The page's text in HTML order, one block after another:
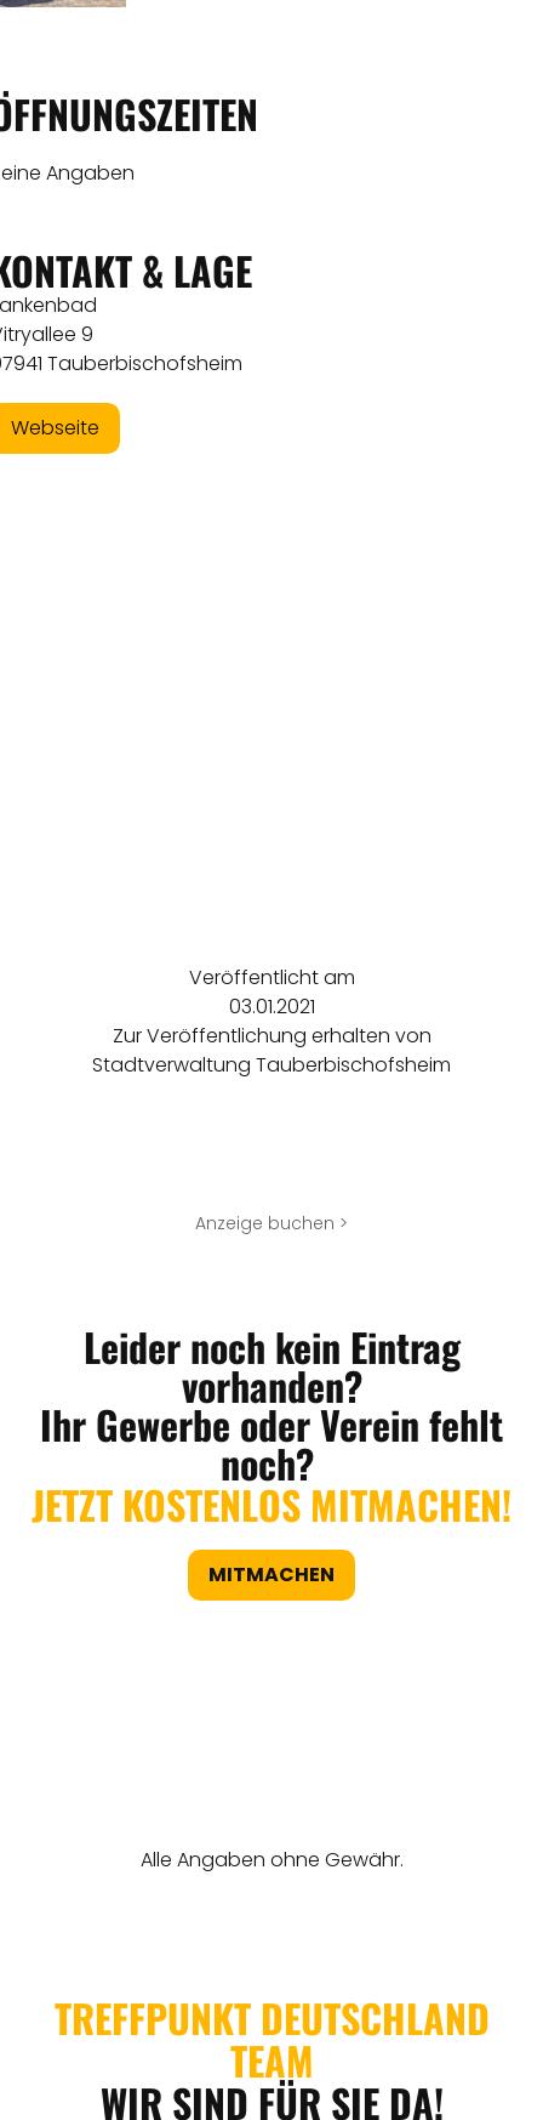
Angaben
& LAGE
9
Tauberbischofsheim
Webseite
Veröffentlicht am
03.01.2021
Zur Veröffentlichung erhalten von
Stadtverwaltung Tauberbischofsheim
Anzeige buchen >
Leider noch kein Eintrag
vorhanden?
Ihr Gewerbe oder Verein fehlt
noch?
JETZT KOSTENLOS MITMACHEN!
MITMACHEN